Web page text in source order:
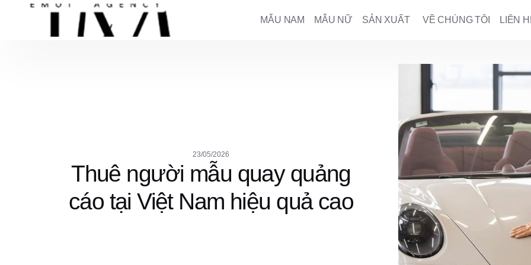
MẪU NAM MẪU NỮ SẢN XUẤT VỀ CHÚNG TÔI LIÊN
23/05/2026
Thuê người mẫu quay quảng
cáo tại Việt Nam hiệu quả cao